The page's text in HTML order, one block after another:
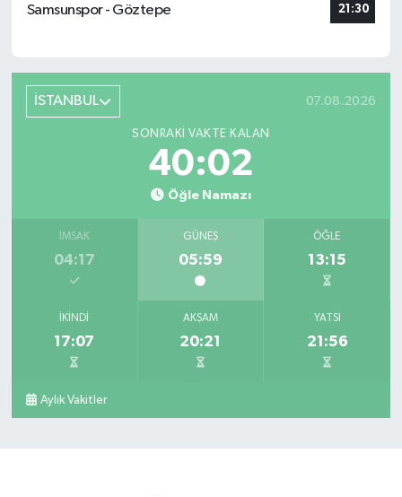
Samsunspor - Göztepe
21:30
İSTANBUL 07.08.2026
SONRAKI VAKTE KALAN
40:01
Öğle Namazı
İMSAK
04:17
GÜNEŞ
05:59
ÖĞLE
13:15
İKINDI
17:07
AKŞAM
20:21
YATSI
21:56
Aylık Vakitler